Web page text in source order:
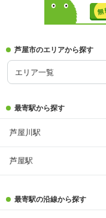
芦屋市のエリアから探す
エリア一覧
最寄駅から探す
芦屋川駅
芦屋駅
最寄駅の沿線から探す